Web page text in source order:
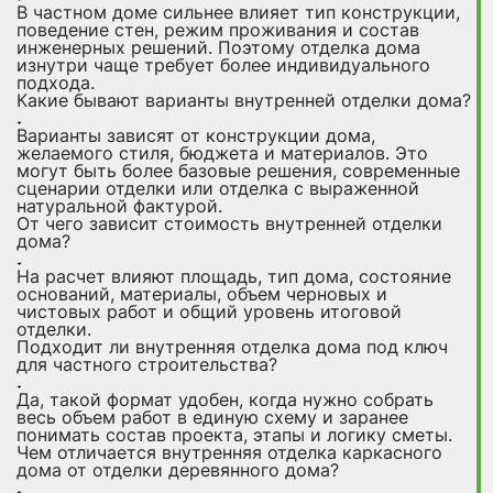
В частном доме сильнее влияет тип конструкции,
поведение стен, режим проживания и состав
инженерных решений. Поэтому отделка дома
изнутри чаще требует более индивидуального
подхода.
Какие бывают варианты внутренней отделки дома?
Варианты зависят от конструкции дома,
желаемого стиля, бюджета и материалов. Это
могут быть более базовые решения, современные
сценарии отделки или отделка с выраженной
натуральной фактурой.
От чего зависит стоимость внутренней отделки
дома?
На расчет влияют площадь, тип дома, состояние
оснований, материалы, объем черновых и
чистовых работ и общий уровень итоговой
отделки.
Подходит ли внутренняя отделка дома под ключ
для частного строительства?
Да, такой формат удобен, когда нужно собрать
весь объем работ в единую схему и заранее
понимать состав проекта, этапы и логику сметы.
Чем отличается внутренняя отделка каркасного
дома от отделки деревянного дома?